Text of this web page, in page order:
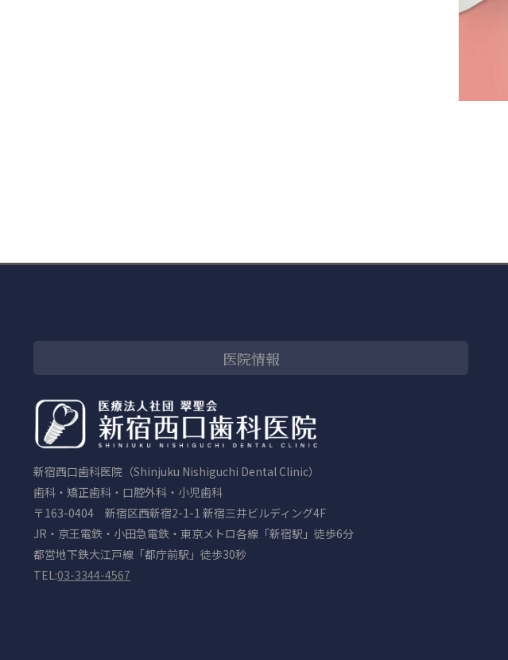
医院情報
新宿西口歯科医院（Shinjuku Nishiguchi Dental Clinic）
歯科・矯正歯科・口腔外科・小児歯科
〒163-0404 新宿区西新宿2-1-1 新宿三井ビルディング4F
JR・京王電鉄・小田急電鉄・東京メトロ各線「新宿駅」徒歩6分
都営地下鉄大江戸線「都庁前駅」徒歩30秒
TEL:03-3344-4567